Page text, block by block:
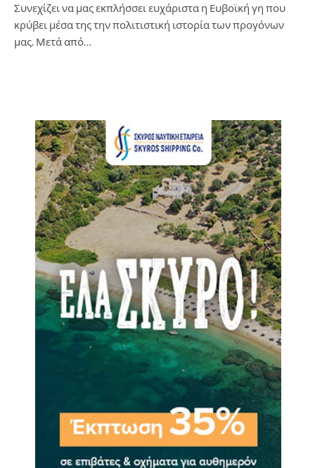
Συνεχίζει να μας εκπλήσσει ευχάριστα η Ευβοϊκή γη που
κρύβει μέσα της την πολιτιστική ιστορία των προγόνων
μας. ​Μετά από…